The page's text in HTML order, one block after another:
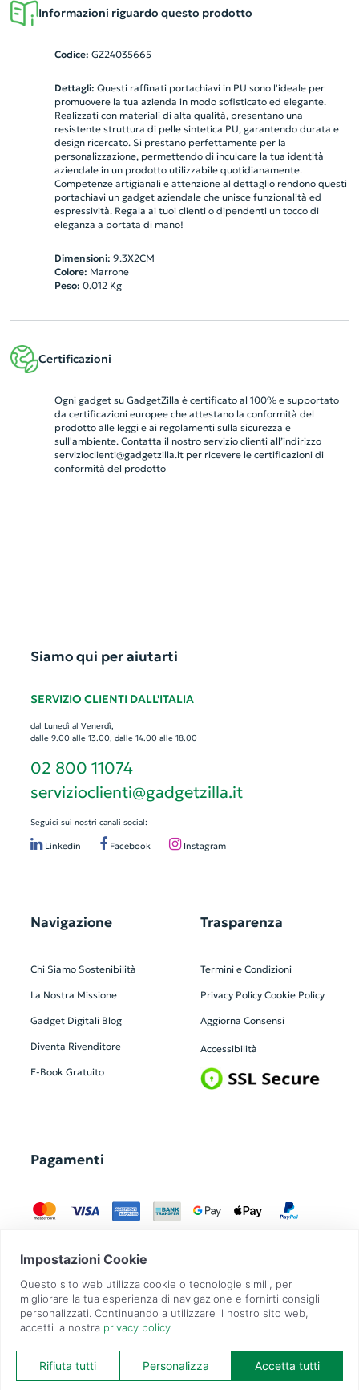
Informazioni riguardo questo prodotto
Codice: GZ24035665
Dettagli: Questi raffinati portachiavi in PU sono l'ideale per
promuovere la tua azienda in modo sofisticato ed elegante.
Realizzati con materiali di alta qualità, presentano una
resistente struttura di pelle sintetica PU, garantendo durata e
design ricercato. Si prestano perfettamente per la
personalizzazione, permettendo di inculcare la tua identità
aziendale in un prodotto utilizzabile quotidianamente.
Competenze artigianali e attenzione al dettaglio rendono questi
portachiavi un gadget aziendale che unisce funzionalità ed
espressività. Regala ai tuoi clienti o dipendenti un tocco di
eleganza a portata di mano!
Dimensioni: 9.3X2CM
Colore: Marrone
Peso: 0.012Kg
Certificazioni
Ogni gadget su GadgetZilla è certificato al 100% e supportato
da certificazioni europee che attestano la conformità del
prodotto alle leggi e ai regolamenti sulla sicurezza e
sull'ambiente. Contatta il nostro servizio clienti all’indirizzo
servizioclienti@gadgetzilla.itper ricevere le certificazioni di
conformità del prodotto
Siamo qui per aiutarti
SERVIZIO CLIENTI DALL'ITALIA
dal Lunedì al Venerdì,
dalle 9.00 alle 13.00, dalle 14.00 alle 18.00
02 800 11074
servizioclienti@gadgetzilla.it
Seguici sui nostri canali social:
Linkedin Facebook Instagram
Navigazione
Chi Siamo Sostenibilità
La Nostra Missione
Gadget Digitali Blog
Diventa Rivenditore
E-Book Gratuito
Trasparenza
Termini e Condizioni
Privacy Policy Cookie Policy
Aggiorna Consensi
Accessibilità
Pagamenti
GadgetZilla è un Brand di Overbi S.r.l.| realizzato conContit | © 2026 Tutti
i diritti riservati | P.IVA: 09351560967